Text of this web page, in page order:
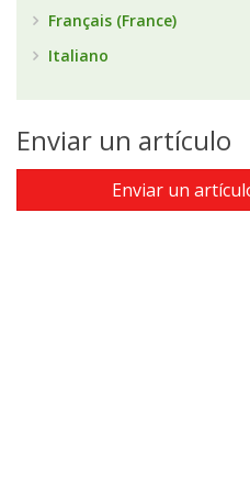
Français (France)
Italiano
Enviar un artículo
Enviar un